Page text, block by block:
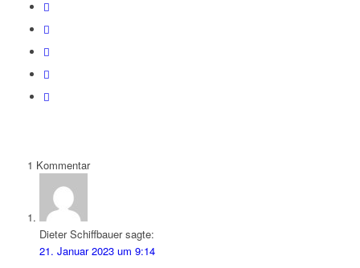
1 Kommentar
Dieter Schiffbauer sagte:
21. Januar 2023 um 9:14